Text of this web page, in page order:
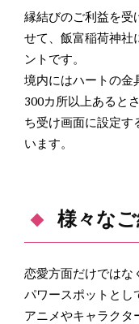
縁結びのご利益を受
せて、飯富稲荷神社
ントです。
境内にはハートの金
300カ所以上あると
ち受け画面に設定す
います。
様々な
恋愛方面だけではな
パワースポットとし
アニメやキャラクタ